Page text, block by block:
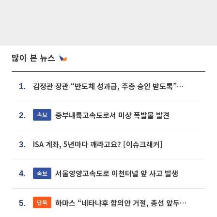
많이 본 뉴스
1. 김정관 장관 “반도체 성과급, 주총 승인 받도록”…상법·자본시장법 개정 시사
2. 속보 중부내륙고속도로서 미상 폭발물 발견
3. ISA 계좌, 5년마다 깨라고요? [이슈크래커]
4. 속보 서울양양고속도로 이천터널 앞 사고 발생
5. 단독 하마스 “네타냐후 합의안 거절, 총선 앞두고 시간 끌기”